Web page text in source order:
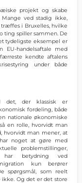
projekt og skabe
ved stadig ikke,
i Bruxelles, hvilke
ting spiller sammen. De
tydeligste eksempel er
EU-handelsaftale med
kendte aftalens
under både
det, der klassisk er
fordeling, både
nationale økonomiske
en rolle, hvorvidt man
hvorvidt man mener, at
noget at gøre med
problemstillinger,
har betydning ved
kun berører
spørgsmål, som reelt
Og det er det store